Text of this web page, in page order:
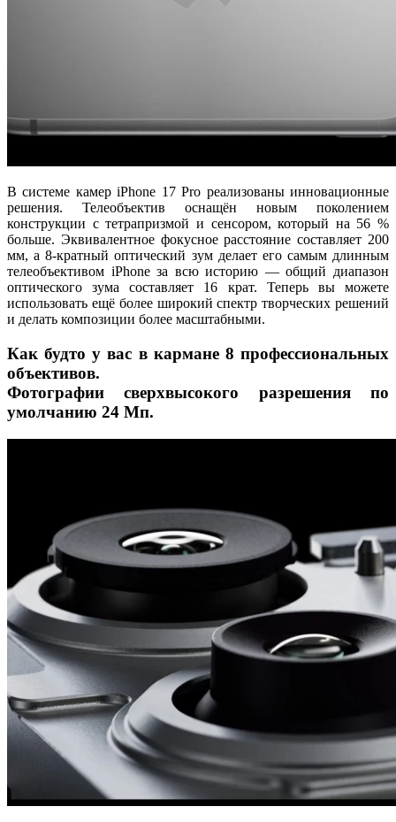
В системе камер iPhone 17 Pro реализованы инновационные
решения. Телеобъектив оснащён новым поколением
конструкции с тетрапризмой и сенсором, который на 56 %
больше. Эквивалентное фокусное расстояние составляет 200
мм, а 8-кратный оптический зум делает его самым длинным
телеобъективом iPhone за всю историю — общий диапазон
оптического зума составляет 16 крат. Теперь вы можете
использовать ещё более широкий спектр творческих решений
и делать композиции более масштабными.
Как будто у вас в кармане 8 профессиональных
объективов.
Фотографии сверхвысокого разрешения по
умолчанию 24 Мп.